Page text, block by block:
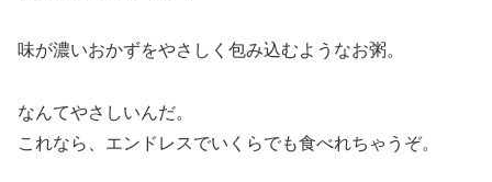
味が濃いおかずをやさしく包み込むようなお粥。
なんてやさしいんだ。
これなら、エンドレスでいくらでも食べれちゃうぞ。